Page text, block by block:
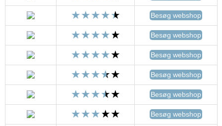
Besøg webshop
Besøg webshop
Besøg webshop
Besøg webshop
Besøg webshop
Besøg webshop